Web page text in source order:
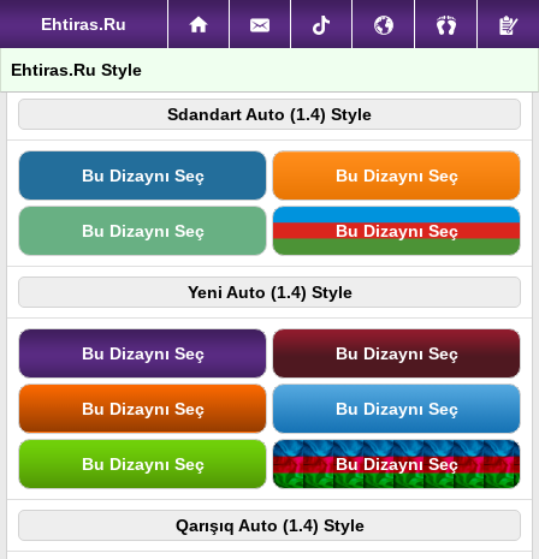
Ehtiras.Ru
Ehtiras.Ru Style
Sdandart Auto (1.4) Style
Bu Dizaynı Seç Bu Dizaynı Seç
Bu Dizaynı Seç Bu Dizaynı Seç
Yeni Auto (1.4) Style
Bu Dizaynı Seç Bu Dizaynı Seç
Bu Dizaynı Seç Bu Dizaynı Seç
Bu Dizaynı Seç Bu Dizaynı Seç
Qarışıq Auto (1.4) Style